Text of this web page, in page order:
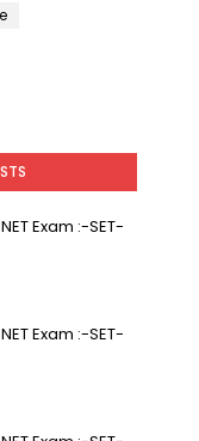
Exam :-SET-
Exam :-SET-